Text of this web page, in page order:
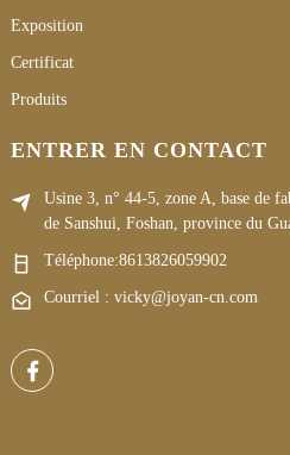
Exposition
Certificat
Produits
ENTRER EN CONTACT
Usine 3, n° 44-5, zone A, base de
de Sanshui, Foshan, province du
Téléphone:8613826059902
Courriel : vicky@joyan-cn.com